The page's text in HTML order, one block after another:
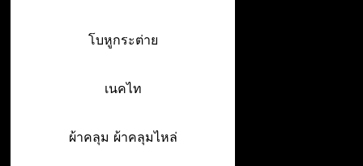
โบหูกระต่าย
เนคไท
ผ้าคลุม ผ้าคลุมไหล่